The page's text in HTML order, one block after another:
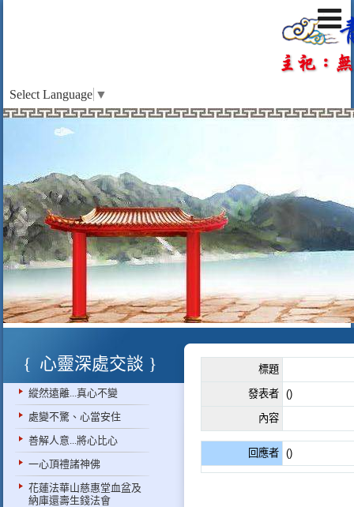
Select Language ▼
心靈深處交談
縱然遠離...真心不變
處變不驚、心當安住
善解人意...將心比心
一心頂禮諸神佛
花蓮法華山慈惠堂血盆及
納庫還壽生錢法會
標題
發表者 ()
內容
回應者 ()